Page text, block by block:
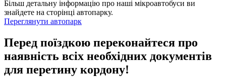
Більш детальну інформацію про наші мікроавтобуси ви
знайдете на сторінці автопарку.
Переглянути автопарк
Перед поїздкою переконайтеся про
наявність всіх необхідних документів
для перетину кордону!